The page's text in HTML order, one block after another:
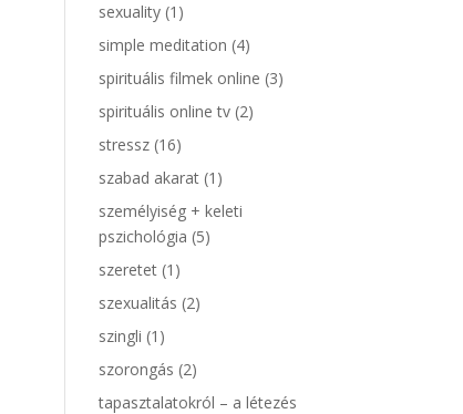
sexuality (1)
simple meditation (4)
spirituális filmek online (3)
spirituális online tv (2)
stressz (16)
szabad akarat (1)
személyiség + keleti
pszichológia (5)
szeretet (1)
szexualitás (2)
szingli (1)
szorongás (2)
tapasztalatokról – a létezés